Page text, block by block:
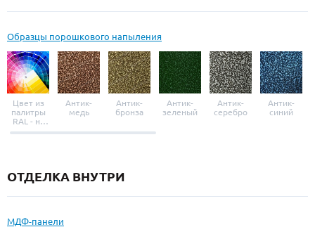
Образцы порошкового напыления
Цвет из
палитры
RAL - на
выбор
Антик-
медь
Антик-
бронза
Антик-
зеленый
Антик-
серебро
Антик-
синий
ОТДЕЛКА ВНУТРИ
МДФ-панели